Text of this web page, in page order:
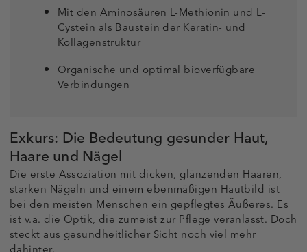
Mit den Aminosäuren L-Methionin und L-
Cystein als Baustein der Keratin- und
Kollagenstruktur
Organische und optimal bioverfügbare
Verbindungen
Exkurs: Die Bedeutung gesunder Haut,
Haare und Nägel
Die erste Assoziation mit dicken, glänzenden Haaren,
starken Nägeln und einem ebenmäßigen Hautbild ist
bei den meisten Menschen ein gepflegtes Äußeres. Es
ist v.a. die Optik, die zumeist zur Pflege veranlasst. Doch
steckt aus gesundheitlicher Sicht noch viel mehr